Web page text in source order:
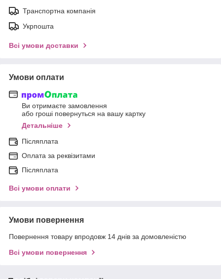
Транспортна компанія
Укрпошта
Всі умови доставки
Умови оплати
Ви отримаєте замовлення
або гроші повернуться на вашу картку
Детальніше
Післяплата
Оплата за реквізитами
Післяплата
Всі умови оплати
Умови повернення
Повернення товару впродовж 14 днів за домовленістю
Всі умови повернення